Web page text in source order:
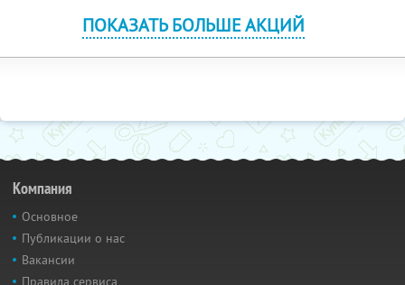
ПОКАЗАТЬ БОЛЬШЕ АКЦИЙ
Компания
Основное
Публикации о нас
Вакансии
Правила сервиса